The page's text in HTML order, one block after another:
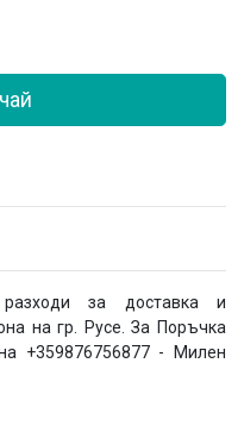
за доставка и
на гр. Русе. За Поръчка
+359876756877 - Милен